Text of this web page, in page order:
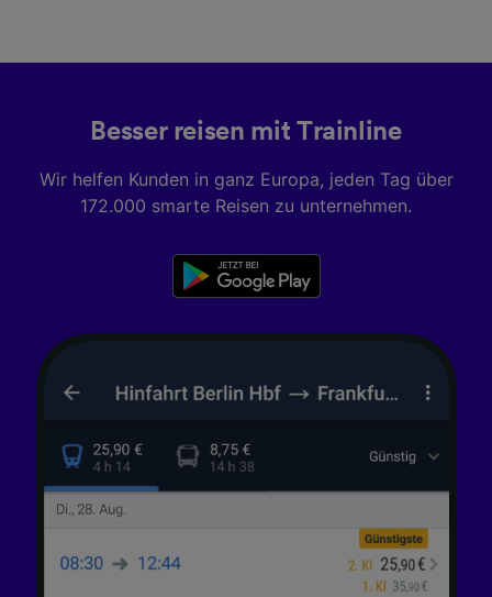
Besser reisen mit Trainline
Wir helfen Kunden in ganz Europa, jeden Tag über
172.000 smarte Reisen zu unternehmen.